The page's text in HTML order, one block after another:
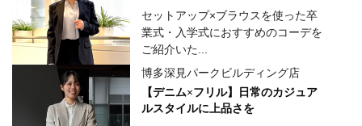
セットアップ×ブラウスを使った卒
業式・入学式におすすめのコーデを
ご紹介いた...
博多深見パークビルディング店
【デニム×フリル】日常のカジュア
ルスタイルに上品さを